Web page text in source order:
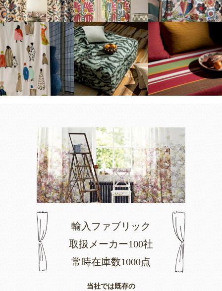
輸入ファブリック
取扱メーカー100社
常時在庫数1000点
当社では既存の